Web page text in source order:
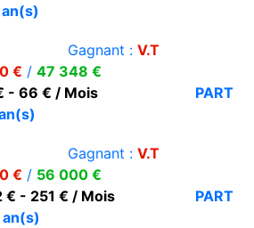
an(s)
Gagnant : V.T
€ / 47 348 €
- 66 € / Mois
PART
Gagnant : V.T
€ / 56 000 €
€ - 251 € / Mois
PART
an(s)